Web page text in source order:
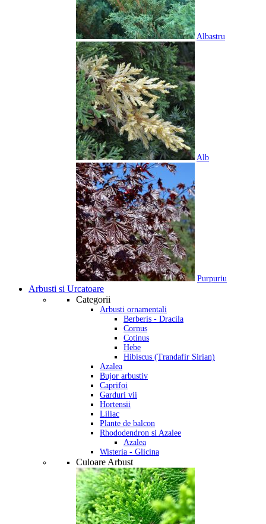
Albastru
Alb
Purpuriu
Arbusti si Urcatoare
Categorii
Arbusti ornamentali
Berberis - Dracila
Cornus
Cotinus
Hebe
Hibiscus (Trandafir Sirian)
Azalea
Bujor arbustiv
Caprifoi
Garduri vii
Hortensii
Liliac
Plante de balcon
Rhododendron si Azalee
Azalea
Wisteria - Glicina
Culoare Arbust